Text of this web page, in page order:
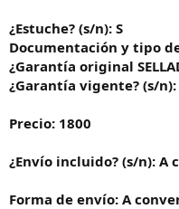
¿Estuche? (s/n): S
Documentación y tipo
¿Garantía original
¿Garantía vigente? (s/
Precio: 1800
¿Envío incluido? (s/n): A
Forma de envío: A